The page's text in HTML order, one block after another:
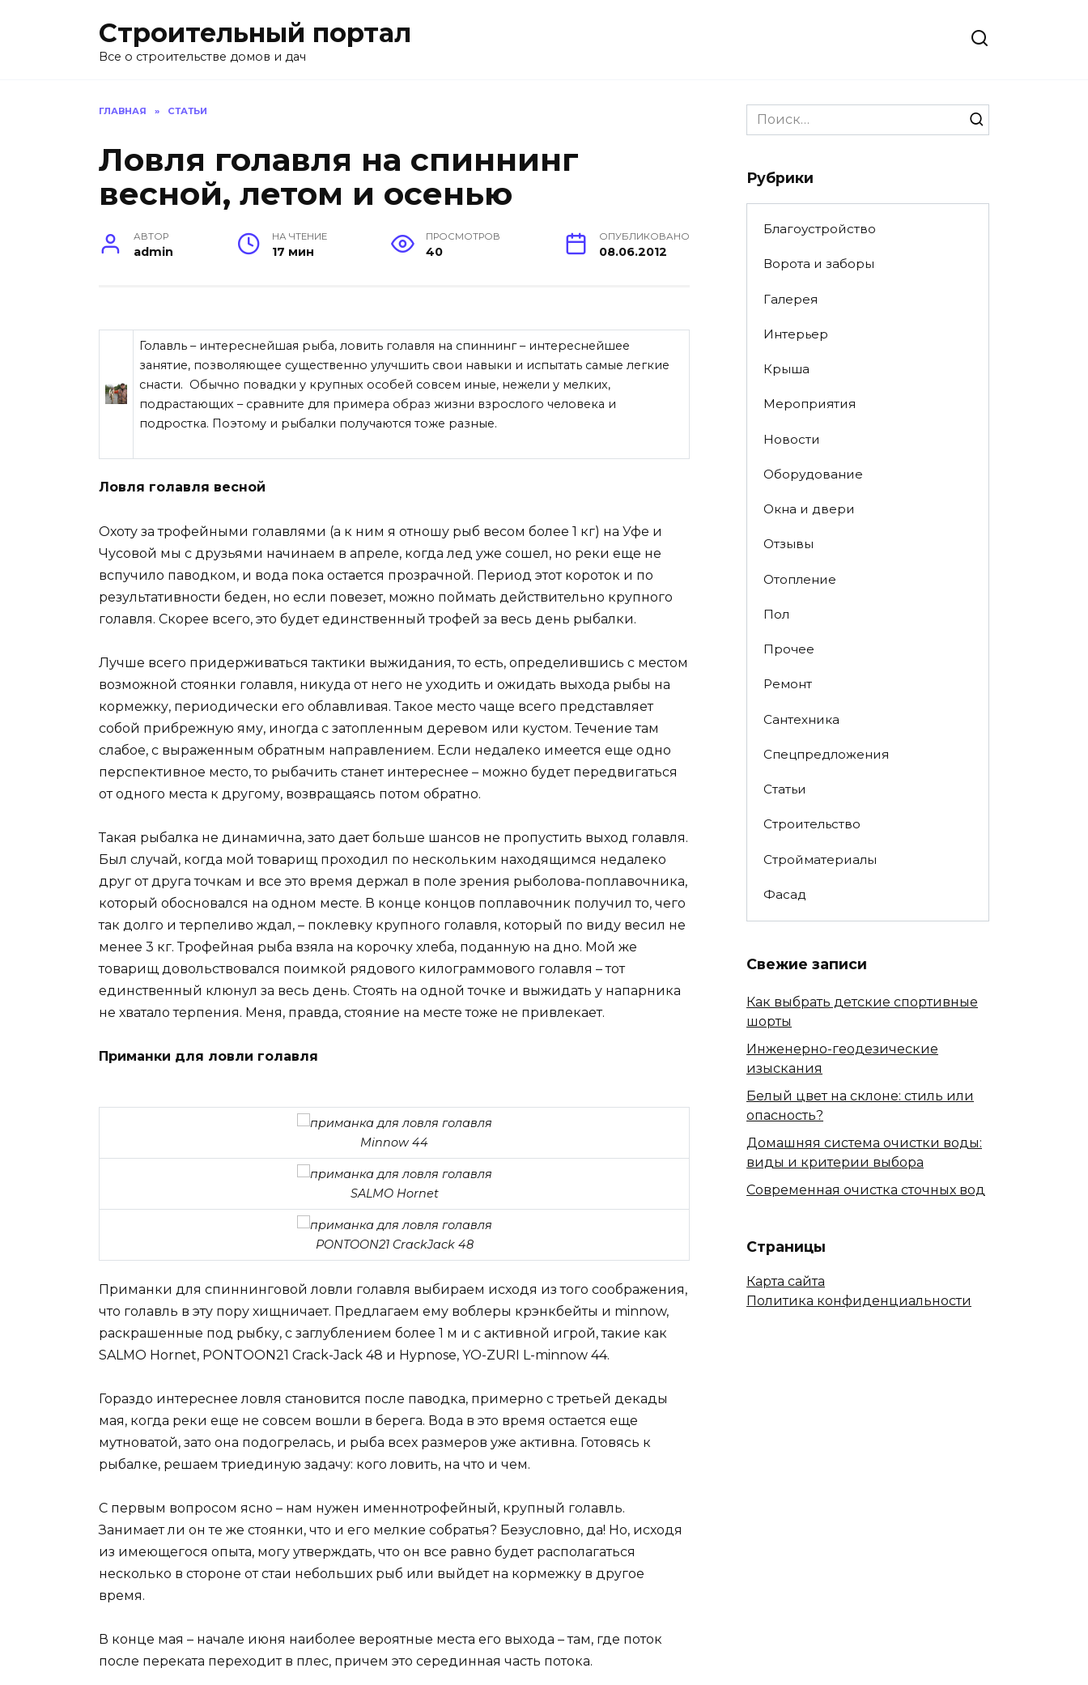
Строительный портал
Все о строительстве домов и дач
ГЛАВНАЯ » СТАТЬИ
Ловля голавля на спиннинг
весной, летом и осенью
АВТОР
admin
НА ЧТЕНИЕ
17 мин
ПРОСМОТРОВ
40
ОПУБЛИКОВАНО
08.06.2012
Голавль – интереснейшая рыба, ловить голавля на спиннинг – интереснейшее
занятие, позволяющее существенно улучшить свои навыки и испытать самые легкие
снасти. Обычно повадки у крупных особей совсем иные, нежели у мелких,
подрастающих – сравните для примера образ жизни взрослого человека и
подростка. Поэтому и рыбалки получаются тоже разные.
Ловля голавля весной
Охоту за трофейными голавлями (а к ним я отношу рыб весом более 1 кг) на Уфе и
Чусовой мы с друзьями начинаем в апреле, когда лед уже сошел, но реки еще не
вспучило паводком, и вода пока остается прозрачной. Период этот короток и по
результативности беден, но если повезет, можно поймать действительно крупного
голавля. Скорее всего, это будет единственный трофей за весь день рыбалки.
Лучше всего придерживаться тактики выжидания, то есть, определившись с местом
возможной стоянки голавля, никуда от него не уходить и ожидать выхода рыбы на
кормежку, периодически его облавливая. Такое место чаще всего представляет
собой прибрежную яму, иногда с затопленным деревом или кустом. Течение там
слабое, с выраженным обратным направлением. Если недалеко имеется еще одно
перспективное место, то рыбачить станет интереснее – можно будет передвигаться
от одного места к другому, возвращаясь потом обратно.
Такая рыбалка не динамична, зато дает больше шансов не пропустить выход голавля.
Был случай, когда мой товарищ проходил по нескольким находящимся недалеко
друг от друга точкам и все это время держал в поле зрения рыболова-поплавочника,
который обосновался на одном месте. В конце концов поплавочник получил то, чего
так долго и терпеливо ждал, – поклевку крупного голавля, который по виду весил не
менее 3 кг. Трофейная рыба взяла на корочку хлеба, поданную на дно. Мой же
товарищ довольствовался поимкой рядового килограммового голавля – тот
единственный клюнул за весь день. Стоять на одной точке и выжидать у напарника
не хватало терпения. Меня, правда, стояние на месте тоже не привлекает.
Приманки для ловли голавля
Minnow 44
SALMO Hornet
PONTOON21 CrackJack 48
Приманки для спиннинговой ловли голавля выбираем исходя из того соображения,
что голавль в эту пору хищничает. Предлагаем ему воблеры крэнкбейты и minnow,
раскрашенные под рыбку, с заглублением более 1 м и с активной игрой, такие как
SALMO Hornet, PONTOON21 Crack-Jack 48 и Hypnose, YO-ZURI L-minnow 44.
Гораздо интереснее ловля становится после паводка, примерно с третьей декады
мая, когда реки еще не совсем вошли в берега. Вода в это время остается еще
мутноватой, зато она подогрелась, и рыба всех размеров уже активна. Готовясь к
рыбалке, решаем триединую задачу: кого ловить, на что и чем.
С первым вопросом ясно – нам нужен именнотрофейный, крупный голавль.
Занимает ли он те же стоянки, что и его мелкие собратья? Безусловно, да! Но, исходя
из имеющегося опыта, могу утверждать, что он все равно будет располагаться
несколько в стороне от стаи небольших рыб или выйдет на кормежку в другое
время.
В конце мая – начале июня наиболее вероятные места его выхода – там, где поток
после переката переходит в плес, причем это серединная часть потока.
Search
for:
Рубрики
Благоустройство
Ворота и заборы
Галерея
Интерьер
Крыша
Мероприятия
Новости
Оборудование
Окна и двери
Отзывы
Отопление
Пол
Прочее
Ремонт
Сантехника
Спецпредложения
Статьи
Строительство
Стройматериалы
Фасад
Свежие записи
Как выбрать детские спортивные
шорты
Инженерно-геодезические
изыскания
Белый цвет на склоне: стиль или
опасность?
Домашняя система очистки воды:
виды и критерии выбора
Современная очистка сточных вод
Страницы
Карта сайта
Политика конфиденциальности